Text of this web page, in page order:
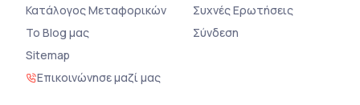
Κατάλογος Μεταφορικών
Το Blog μας
Sitemap
Επικοινώνησε μαζί μας
Συχνές Ερωτήσεις
Σύνδεση